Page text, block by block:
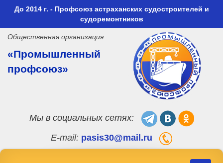
До 2014 г. - Профсоюз астраханских судостроителей и
судоремонтников
Общественная организация
«Промышленный
профсоюз»
Мы в социальных сетях:
E-mail: pasis30@mail.ru